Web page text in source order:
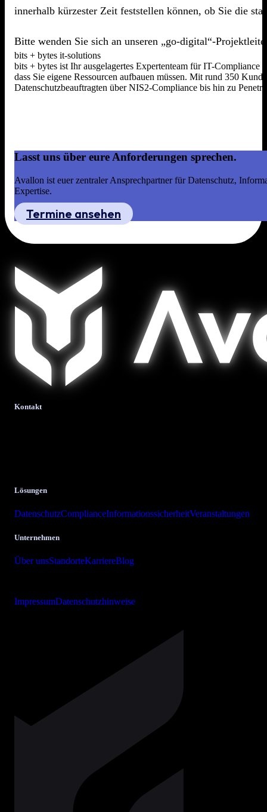
innerhalb kürzester Zeit feststellen können, ob Sie die
Bitte wenden Sie sich an unseren „go-digital“-
bits + bytes it-solutions
bits + bytes ist Ihr ausgelagertes Expertenteam für IT-
dass Sie eigene Ressourcen aufbauen müssen. Mit rund 350
Datenschutzbeauftragten über NIS2-Compliance bis hin zu
Lasst uns über eure Anforderungen sprechen.
Avallon ist euer zentraler Ansprechpartner für Datenschutz,
Expertise.
Termine ansehen
Kontakt
Lösungen
DatenschutzComplianceInformationssicherheitVeranstaltungen
Unternehmen
Über unsStandorteKarriereBlog
ImpressumDatenschutzhinweise